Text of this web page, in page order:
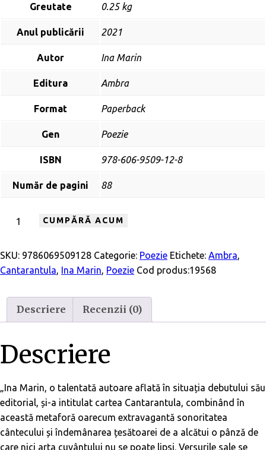
Greutate 0.25 kg
Anul publicării 2021
Autor Ina Marin
Editura Ambra
Format Paperback
Gen Poezie
ISBN 978-606-9509-12-8
Număr de pagini 88
CUMPĂRĂ ACUM
SKU: 9786069509128 Categorie: Poezie Etichete: Ambra,
Cantarantula, Ina Marin, Poezie Cod produs:19568
Descriere Recenzii (0)
Descriere
„Ina Marin, o talentată autoare aflată în situația debutului său
editorial, și-a intitulat cartea Cantarantula, combinând în
această metaforă oarecum extravagantă sonoritatea
cântecului și îndemânarea țesătoarei de a alcătui o pânză de
care nici arta cuvântului nu se poate lipsi. Versurile sale se